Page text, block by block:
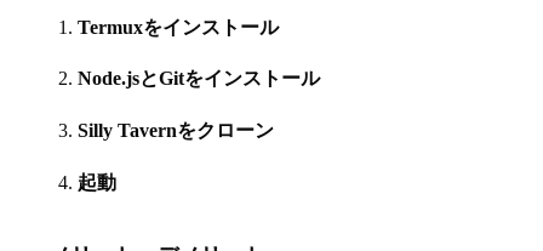
Termuxをインストール
Node.jsとGitをインストール
Silly Tavernをクローン
起動